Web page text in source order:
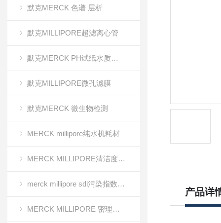
默克MERCK 色谱 层析
默克MILLIPORE超滤离心管
默克MERCK PH试纸水质分析
默克MILLIPORE微孔滤膜
默克MERCK 微生物检测
MERCK millipore纯水机耗材
MERCK MILLIPORE清洁度检测专用膜
merck millipore sdi污染指数检测膜
MERCK MILLIPORE 密理博清洁度检测设备
产品详